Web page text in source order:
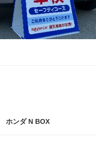
ホンダ N BOX